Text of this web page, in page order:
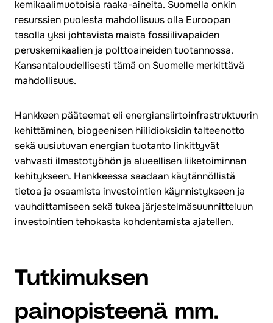
kemikaalimuotoisia raaka-aineita. Suomella onkin
resurssien puolesta mahdollisuus olla Euroopan
tasolla yksi johtavista maista fossiilivapaiden
peruskemikaalien ja polttoaineiden tuotannossa.
Kansantaloudellisesti tämä on Suomelle merkittävä
mahdollisuus.
Hankkeen pääteemat eli energiansiirtoinfrastruktuurin
kehittäminen, biogeenisen hiilidioksidin talteenotto
sekä uusiutuvan energian tuotanto linkittyvät
vahvasti ilmastotyöhön ja alueellisen liiketoiminnan
kehitykseen. Hankkeessa saadaan käytännöllistä
tietoa ja osaamista investointien käynnistykseen ja
vauhdittamiseen sekä tukea järjestelmäsuunnitteluun
investointien tehokasta kohdentamista ajatellen.
Tutkimuksen
painopisteenä mm.